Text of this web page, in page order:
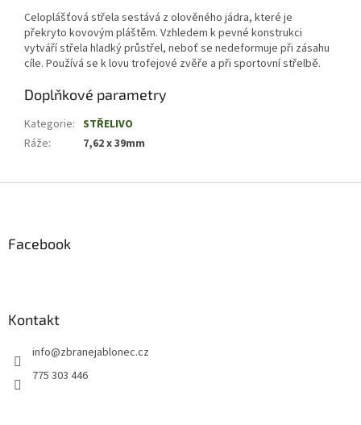
Celoplášťová střela sestává z olověného jádra, které je
překryto kovovým pláštěm. Vzhledem k pevné konstrukci
vytváří střela hladký průstřel, neboť se nedeformuje při zásahu
cíle. Používá se k lovu trofejové zvěře a při sportovní střelbě.
Doplňkové parametry
Kategorie: STŘELIVO
Ráže: 7,62 x 39mm
Facebook
Kontakt
info@zbranejablonec.cz
775 303 446